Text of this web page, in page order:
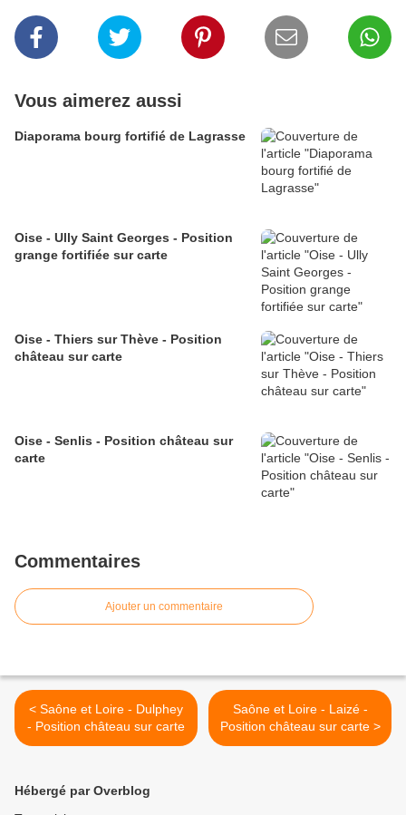
Vous aimerez aussi
Diaporama bourg fortifié de Lagrasse
Oise - Ully Saint Georges - Position
grange fortifiée sur carte
Oise - Thiers sur Thève - Position
château sur carte
Oise - Senlis - Position château sur
carte
Commentaires
Ajouter un commentaire
< Saône et Loire - Dulphey
- Position château sur carte
Saône et Loire - Laizé -
Position château sur carte >
Hébergé par Overblog